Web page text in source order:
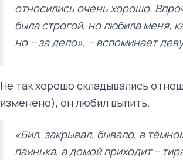
относились очень хорошо.
была строгой, но любила меня,
но – за дело», – вспоминает
Не так хорошо складывались
изменено), он любил выпить.
«Бил, закрывал, бывало, в
паинька, а домой приходит –